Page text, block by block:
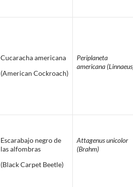
Cucaracha americana
(American Cockroach)
Periplaneta
americana
Escarabajo negro de
las alfombras
(Black Carpet Beetle)
Attagenus unicolor
(Brahm)